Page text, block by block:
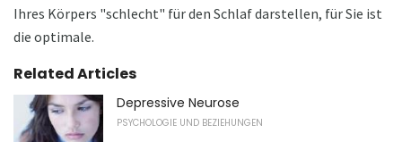
Ihres Körpers "schlecht" für den Schlaf darstellen, für Sie ist
die optimale.
Related Articles
Depressive Neurose
PSYCHOLOGIE UND BEZIEHUNGEN